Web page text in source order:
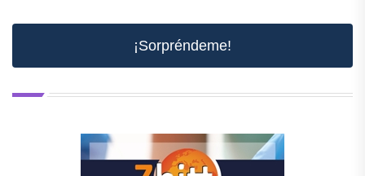
¡Sorpréndeme!